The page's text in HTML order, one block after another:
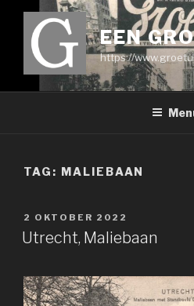
EEN
https://
TAG: MALIEBAAN
GEPLAATST
OP
2 OKTOBER 2022
Utrecht, Maliebaan